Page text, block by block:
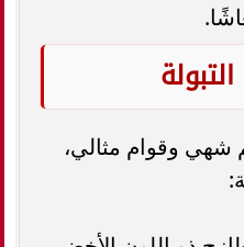
شهي وقوام مثالي،